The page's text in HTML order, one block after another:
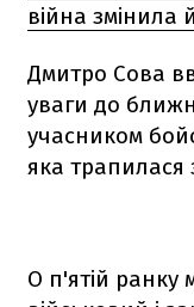
війна змінила
Дмитро Сова
уваги до
учасником
яка
О п'ятій ранку